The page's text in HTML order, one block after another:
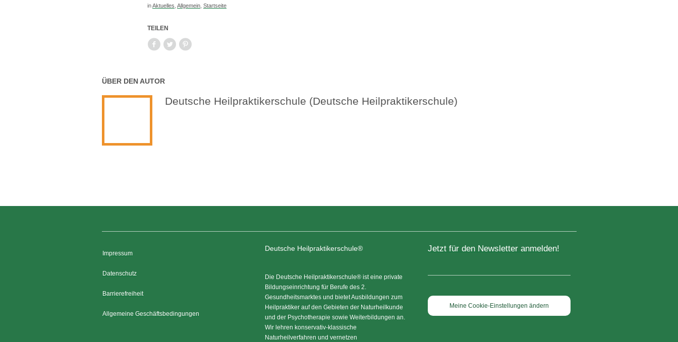
inAktuelles Allgemein Startseite
TEILEN
ÜBER DEN AUTOR
Deutsche Heilpraktikerschule (Deutsche Heilpraktikerschule)
Impressum
Datenschutz
Barrierefreiheit
Allgemeine Geschäftsbedingungen
Deutsche Heilpraktikerschule®
Die Deutsche Heilpraktikerschule® ist eine private
Bildungseinrichtung für Berufe des 2.
Gesundheitsmarktes und bietet Ausbildungen zum
Heilpraktiker auf den Gebieten der Naturheilkunde
und der Psychotherapie sowie Weiterbildungen an.
Wir lehren konservativ-klassische
Naturheilverfahren und vernetzen
Jetzt für den Newsletter anmelden!
Meine Cookie-Einstellungen ändern